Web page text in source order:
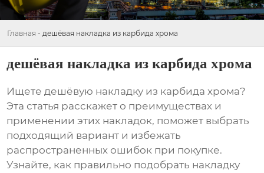
Главная - дешёвая накладка из карбида хрома
дешёвая накладка из карбида хрома
Ищетедешёвую накладку из карбида хрома?
Эта статья расскажет о преимуществах и
применении этих накладок, поможет выбрать
подходящий вариант и избежать
распространенных ошибок при покупке.
Узнайте, как правильно подобрать накладку